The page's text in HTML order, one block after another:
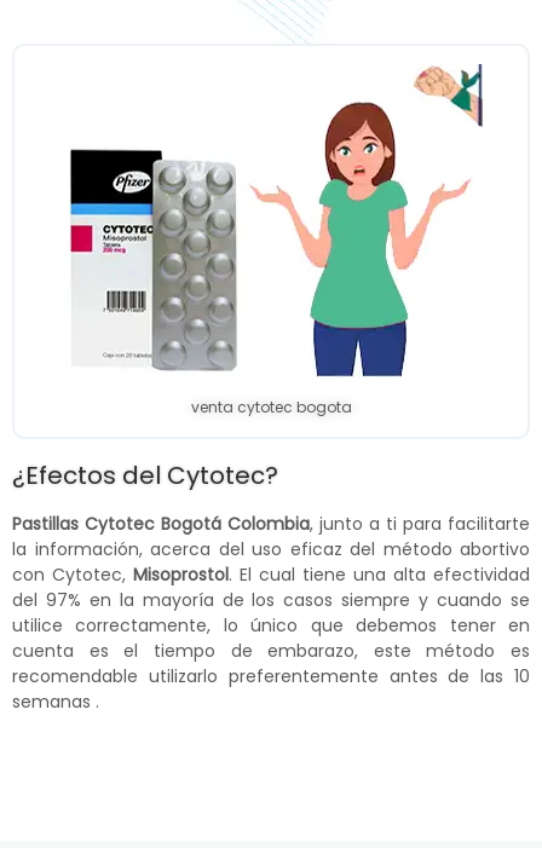
venta cytotec bogota
¿Efectos del Cytotec?
Pastillas Cytotec Bogotá Colombia, junto a ti para facilitarte
la información, acerca del uso eficaz del método abortivo
con Cytotec, Misoprostol. El cual tiene una alta efectividad
del 97% en la mayoría de los casos siempre y cuando se
utilice correctamente, lo único que debemos tener en
cuenta es el tiempo de embarazo, este método es
recomendable utilizarlo preferentemente antes de las 10
semanas .